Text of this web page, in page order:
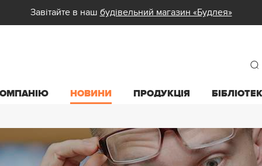
Завітайте в наш будівельний магазин «Будлея»
НОВИНИ ПРОДУКЦІЯ